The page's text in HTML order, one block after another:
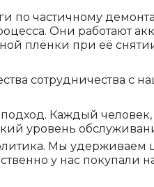
по частичному
Они работают
плёнки при её
сотрудничества с
Каждый человек,
уровень
Мы удерживаем
у нас покупали